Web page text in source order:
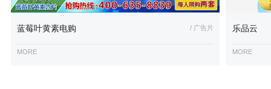
蓝莓叶黄素电购 / 广告片
MORE
乐品云
MORE